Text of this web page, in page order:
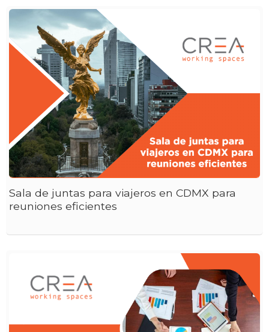
Sala de juntas para viajeros en CDMX para
reuniones eficientes